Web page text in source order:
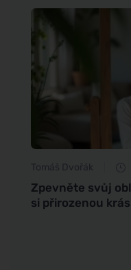
Tomáš Dvořák
Zpevněte svůj
si přirozenou